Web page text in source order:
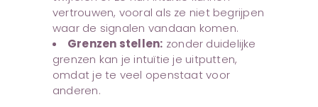
vertrouwen, vooral als ze niet begrijpen
waar de signalen vandaan komen.
Grenzen stellen: zonder duidelijke
grenzen kan je intuïtie je uitputten,
omdat je te veel openstaat voor
anderen.